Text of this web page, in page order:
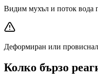
Видим мухъл и поток вода
Деформиран или
Колко бързо